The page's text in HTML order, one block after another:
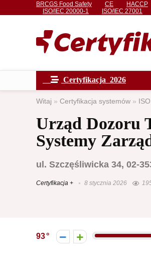
BRCGS Food Safety CE HACCP
ISO/IEC 20000-1
ISO/IEC 27001
Certyfikacja 2026
Witaj » Certyfikacja systemów »
Urząd Dozoru
Systemy
ul. Szczęśliwicka 34, 02-
Certyfikacja + 8 stycznia 2026
93